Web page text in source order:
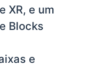
XR, e um
Blocks
e